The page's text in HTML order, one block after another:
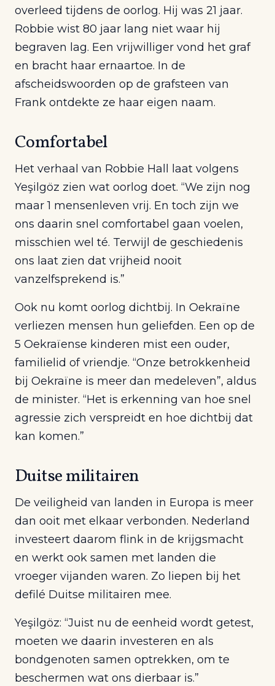
overleed tijdens de oorlog. Hij was 21 jaar.
Robbie wist 80 jaar lang niet waar hij
begraven lag. Een vrijwilliger vond het graf
en bracht haar ernaartoe. In de
afscheidswoorden op de grafsteen van
Frank ontdekte ze haar eigen naam.
Comfortabel
Het verhaal van Robbie Hall laat volgens
Yeşilgöz zien wat oorlog doet. “We zijn nog
maar 1 mensenleven vrij. En toch zijn we
ons daarin snel comfortabel gaan voelen,
misschien wel té. Terwijl de geschiedenis
ons laat zien dat vrijheid nooit
vanzelfsprekend is.”
Ook nu komt oorlog dichtbij. In Oekraïne
verliezen mensen hun geliefden. Een op de
5 Oekraïense kinderen mist een ouder,
familielid of vriendje. “Onze betrokkenheid
bij Oekraïne is meer dan medeleven”, aldus
de minister. “Het is erkenning van hoe snel
agressie zich verspreidt en hoe dichtbij dat
kan komen.”
Duitse militairen
De veiligheid van landen in Europa is meer
dan ooit met elkaar verbonden. Nederland
investeert daarom flink in de krijgsmacht
en werkt ook samen met landen die
vroeger vijanden waren. Zo liepen bij het
defilé Duitse militairen mee.
Yeşilgöz: “Juist nu de eenheid wordt getest,
moeten we daarin investeren en als
bondgenoten samen optrekken, om te
beschermen wat ons dierbaar is.”